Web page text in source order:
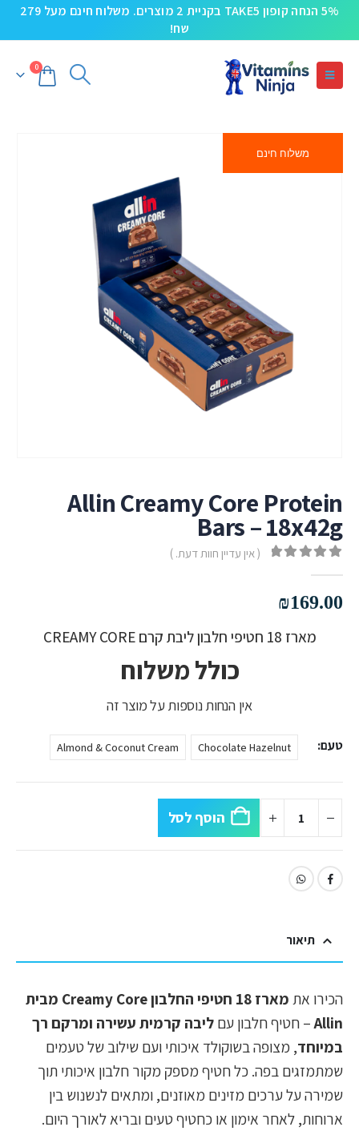
5% הנחה קופון TAKE5 בקניית 2 מוצרים. משלוח חינם מעל 279
שח!
0
משלוח חינם
Allin Creamy Core Protein
Bars – 18x42g
( אין עדיין חוות דעת. )
₪169.00
מארז 18 חטיפי חלבון ליבת קרם CREAMY CORE
כולל משלוח
אין הנחות נוספות על מוצר זה
טעם Chocolate Hazelnut
Almond & Coconut Cream
הוסף לסל
תיאור
הכירו את
מארז 18 חטיפי החלבון Creamy Core מבית
Allin– חטיף חלבון עםליבה קרמית עשירה ומרקם רך
במיוחד, מצופה בשוקולד איכותי ועם שילוב של טעמים
שמתמזגים בפה. כל חטיף מספק מקור חלבון איכותי תוך
שמירה על ערכים מזינים מאוזנים, ומתאים לנשנוש בין
ארוחות, לאחר אימון או כחטיף טעים ובריא לאורך היום.